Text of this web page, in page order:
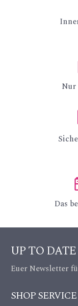
Nur
Das
UP TO DATE
Euer Newsletter
SHOP SERVICE